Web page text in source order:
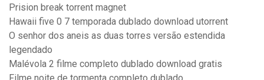
Prision break torrent magnet
Hawaii five 0 7 temporada dublado download utorrent
O senhor dos aneis as duas torres versão estendida
legendado
Malévola 2 filme completo dublado download gratis